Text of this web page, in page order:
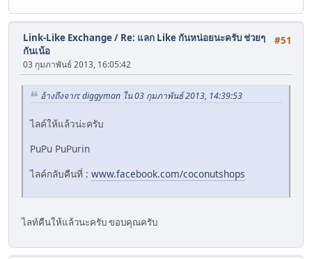
#51
Link-Like Exchange/ Re: แลก Like กันหน่อยนะครับ ช่วยๆ
กันเน้อ
03 กุมภาพันธ์ 2013, 16:05:42
อ้างถึงจาก: diggyman ใน 03 กุมภาพันธ์ 2013, 14:39:53
ไลค์ให้แล้วน่ะครับ
PuPu PuPurin
ไลค์กลับคืนที่ : www.facebook.com/coconutshops
ไลท์คืนให้แล้วนะครับ ขอบคุณครับ